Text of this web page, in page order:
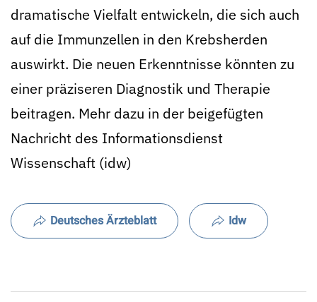
dramatische Vielfalt entwickeln, die sich auch
auf die Immunzellen in den Krebsherden
auswirkt. Die neuen Erkenntnisse könnten zu
einer präziseren Diagnostik und Therapie
beitragen. Mehr dazu in der beigefügten
Nachricht des Informationsdienst
Wissenschaft (idw)
Deutsches Ärzteblatt Idw